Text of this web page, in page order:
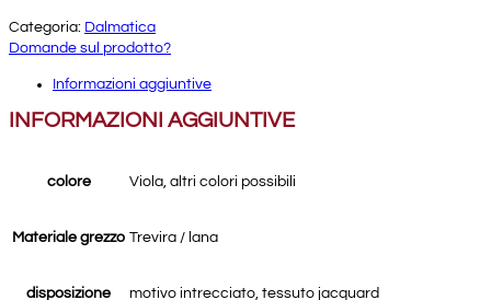
Categoria: Dalmatica
Domande sul prodotto?
Informazioni aggiuntive
INFORMAZIONI AGGIUNTIVE
colore Viola, altri colori possibili
Materiale grezzo Trevira / lana
disposizione motivo intrecciato, tessuto jacquard